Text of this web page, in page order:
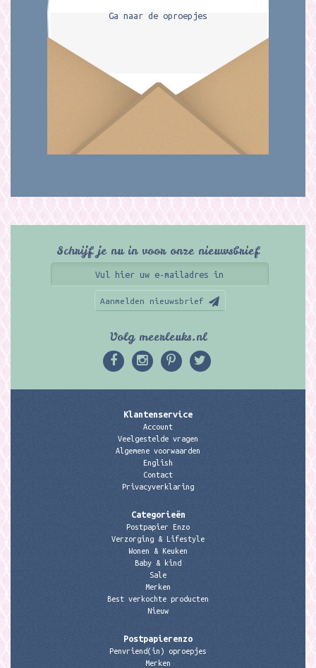
Ga naar de oproepjes
Schrijf je nu in voor onze nieuwsbrief
Aanmelden nieuwsbrief
Volg meerleuks.nl
Klantenservice
Account
Veelgestelde vragen
Algemene voorwaarden
English
Contact
Privacyverklaring
Categorieën
Postpapier Enzo
Verzorging & Lifestyle
Wonen & Keuken
Baby & kind
Sale
Merken
Best verkochte producten
Nieuw
Postpapierenzo
Penvriend(in) oproepjes
Merken